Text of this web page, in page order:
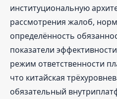
институциональную
рассмотрения жалоб,
определённость
показатели
режим ответственности
что китайская
обязательный